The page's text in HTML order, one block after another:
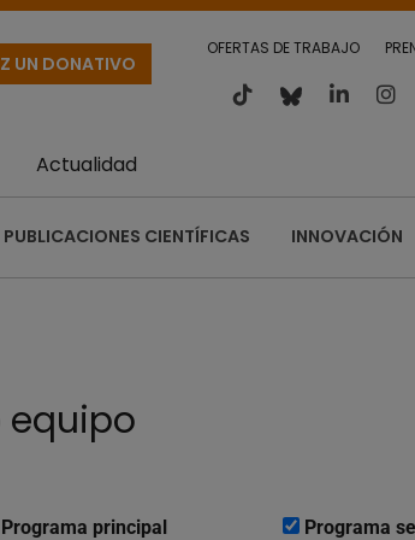
OFERTAS DE TRABAJO
UN DONATIVO
PUBLICACIONES CIENTÍFICAS INNOVACIÓN
Actualidad
equipo
Programa principal Programa